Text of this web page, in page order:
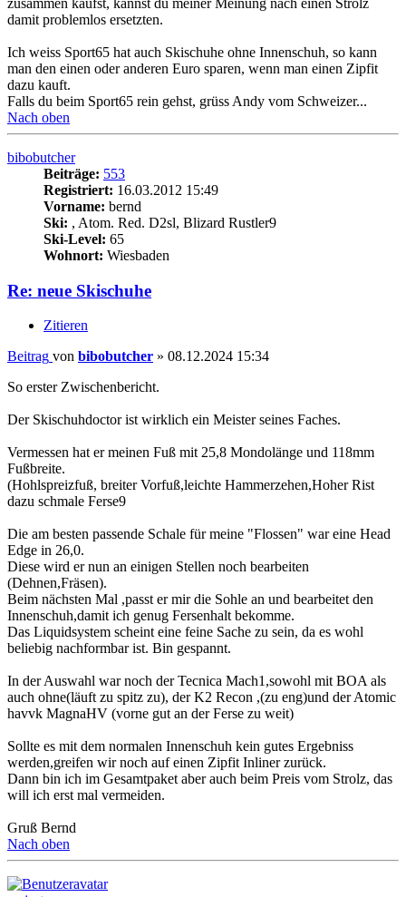
zusammen kaufst, kannst du meiner Meinung nach einen Strolz
damit problemlos ersetzten.
Ich weiss Sport65 hat auch Skischuhe ohne Innenschuh, so kann
man den einen oder anderen Euro sparen, wenn man einen Zipfit
dazu kauft.
Falls du beim Sport65 rein gehst, grüss Andy vom Schweizer...
Nach oben
bibobutcher
Beiträge: 553
Registriert: 16.03.2012 15:49
Vorname: bernd
Ski: , Atom. Red. D2sl, Blizard Rustler9
Ski-Level: 65
Wohnort: Wiesbaden
Re: neue Skischuhe
Zitieren
Beitrag von bibobutcher » 08.12.2024 15:34
So erster Zwischenbericht.
Der Skischuhdoctor ist wirklich ein Meister seines Faches.
Vermessen hat er meinen Fuß mit 25,8 Mondolänge und 118mm
Fußbreite.
(Hohlspreizfuß, breiter Vorfuß,leichte Hammerzehen,Hoher Rist
dazu schmale Ferse9
Die am besten passende Schale für meine "Flossen" war eine Head
Edge in 26,0.
Diese wird er nun an einigen Stellen noch bearbeiten
(Dehnen,Fräsen).
Beim nächsten Mal ,passt er mir die Sohle an und bearbeitet den
Innenschuh,damit ich genug Fersenhalt bekomme.
Das Liquidsystem scheint eine feine Sache zu sein, da es wohl
beliebig nachformbar ist. Bin gespannt.
In der Auswahl war noch der Tecnica Mach1,sowohl mit BOA als
auch ohne(läuft zu spitz zu), der K2 Recon ,(zu eng)und der Atomic
havvk MagnaHV (vorne gut an der Ferse zu weit)
Sollte es mit dem normalen Innenschuh kein gutes Ergebniss
werden,greifen wir noch auf einen Zipfit Inliner zurück.
Dann bin ich im Gesamtpaket aber auch beim Preis vom Strolz, das
will ich erst mal vermeiden.
Gruß Bernd
Nach oben